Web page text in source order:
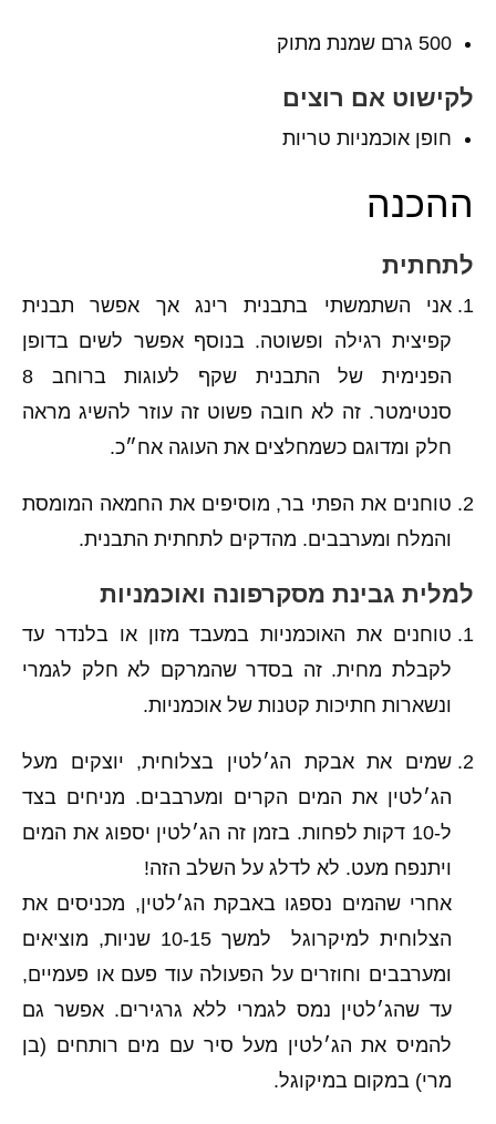
500 גרם שמנת מתוק
לקישוט אם רוצים
חופן אוכמניות טריות
ההכנה
לתחתית
אני השתמשתי בתבנית רינג אך אפשר תבנית
קפיצית רגילה ופשוטה. בנוסף אפשר לשים בדופן
הפנימית של התבנית שקף לעוגות ברוחב 8
סנטימטר. זה לא חובה פשוט זה עוזר להשיג מראה
חלק ומדוגם כשמחלצים את העוגה אח״כ.
טוחנים את הפתי בר, מוסיפים את החמאה המומסת
והמלח ומערבבים. מהדקים לתחתית התבנית.
למלית גבינת מסקרפונה ואוכמניות
טוחנים את האוכמניות במעבד מזון או בלנדר עד
לקבלת מחית. זה בסדר שהמרקם לא חלק לגמרי
ונשארות חתיכות קטנות של אוכמניות.
שמים את אבקת הג׳לטין בצלוחית, יוצקים מעל
הג׳לטין את המים הקרים ומערבבים. מניחים בצד
ל-10 דקות לפחות. בזמן זה הג׳לטין יספוג את המים
ויתנפח מעט. לא לדלג על השלב הזה!
אחרי שהמים נספגו באבקת הג׳לטין, מכניסים את
הצלוחית למיקרוגל
למשך 10-15 שניות, מוציאים
ומערבבים וחוזרים על הפעולה עוד פעם או פעמיים,
עד שהג׳לטין נמס לגמרי ללא גרגירים. אפשר גם
להמיס את הג׳לטין מעל סיר עם מים רותחים (בן
מרי) במקום במיקוגל.